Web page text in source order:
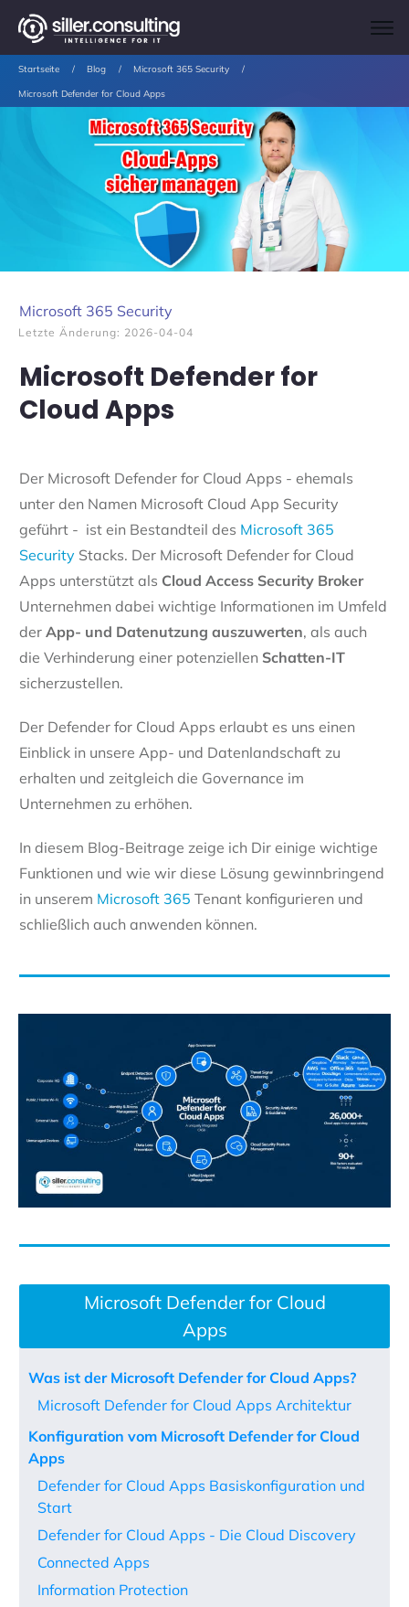
Startseite / Blog / Microsoft 365 Security /
Microsoft Defender for Cloud Apps
Microsoft 365 Security
Letzte Änderung: 2026-04-04
Microsoft Defender for
Cloud Apps
Der Microsoft Defender for Cloud Apps - ehemals
unter den Namen Microsoft Cloud App Security
geführt - ist ein Bestandteil des Microsoft 365
Security Stacks. Der Microsoft Defender for Cloud
Apps unterstützt als Cloud Access Security Broker
Unternehmen dabei wichtige Informationen im Umfeld
der App- und Datenutzung auszuwerten, als auch
die Verhinderung einer potenziellen Schatten-IT
sicherzustellen.
Der Defender for Cloud Apps erlaubt es uns einen
Einblick in unsere App- und Datenlandschaft zu
erhalten und zeitgleich die Governance im
Unternehmen zu erhöhen.
In diesem Blog-Beitrage zeige ich Dir einige wichtige
Funktionen und wie wir diese Lösung gewinnbringend
in unserem Microsoft 365 Tenant konfigurieren und
schließlich auch anwenden können.
Microsoft Defender for Cloud
Apps
Was ist der Microsoft Defender for Cloud Apps?
Microsoft Defender for Cloud Apps Architektur
Konfiguration vom Microsoft Defender for Cloud
Apps
Defender for Cloud Apps Basiskonfiguration und
Start
Defender for Cloud Apps - Die Cloud Discovery
Connected Apps
Information Protection